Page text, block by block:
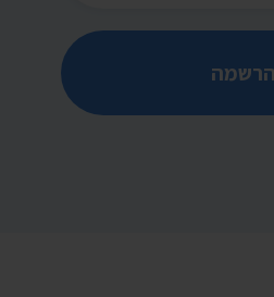
הרשמה